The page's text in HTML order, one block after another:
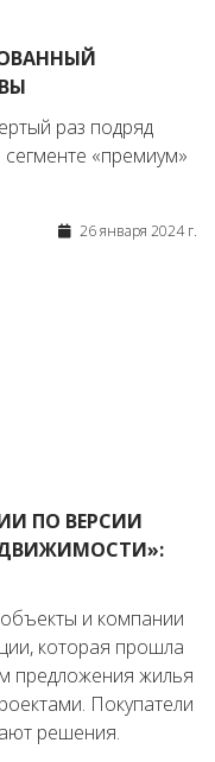
раз подряд
«премиум»
26 января 2024 г.
ПО ВЕРСИИ
и компании
которая прошла
предложения жилья
Покупатели
решения.